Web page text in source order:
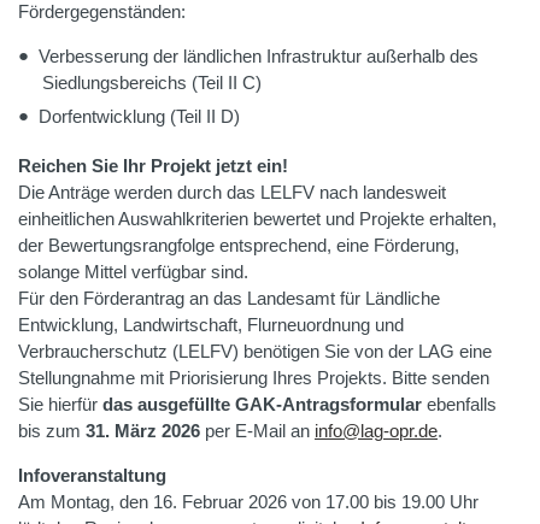
Fördergegenständen:
Verbesserung der ländlichen Infrastruktur außerhalb des
Siedlungsbereichs (Teil II C)
Dorfentwicklung (Teil II D)
Reichen Sie Ihr Projekt jetzt ein!
Die Anträge werden durch das LELFV nach landesweit
einheitlichen Auswahlkriterien bewertet und Projekte erhalten,
der Bewertungsrangfolge entsprechend, eine Förderung,
solange Mittel verfügbar sind.
Für den Förderantrag an das Landesamt für Ländliche
Entwicklung, Landwirtschaft, Flurneuordnung und
Verbraucherschutz (LELFV) benötigen Sie von der LAG eine
Stellungnahme mit Priorisierung Ihres Projekts. Bitte senden
Sie hierfür das ausgefüllte GAK-Antragsformular ebenfalls
bis zum 31. März 2026 per E-Mail an info@ lag-opr.de.
Infoveranstaltung
Am Montag, den 16. Februar 2026 von 17.00 bis 19.00 Uhr